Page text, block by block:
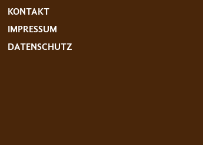
KONTAKT
IMPRESSUM
DATENSCHUTZ